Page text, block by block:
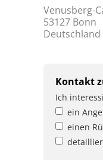
Venusberg-
53127 Bonn
Deutschland
Kontakt
Ich
ein
einen